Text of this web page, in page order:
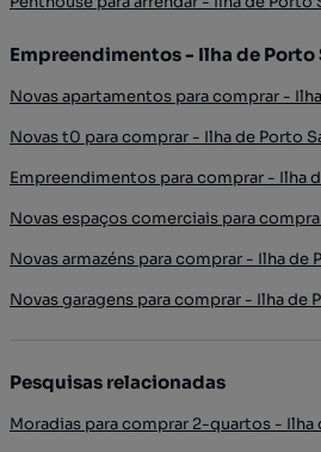
Empreendimentos - Ilha de Porto
Novas apartamentos para comprar -
Novas t0 para comprar - Ilha de Porto
Empreendimentos para comprar - Ilha
Novas espaços comerciais para
Novas armazéns para comprar - Ilha de
Novas garagens para comprar - Ilha de
Pesquisas relacionadas
Moradias para comprar 2-quartos - Ilha